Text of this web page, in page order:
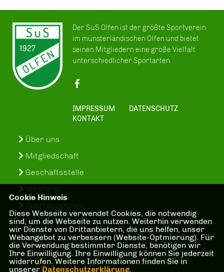
Der SuS Olfen ist der größte Sportverein
im münsterländischen Olfen und bietet
seinen Mitgliedern eine große Vielfalt
unterschiedlicher Sportarten.
IMPRESSUM
DATENSCHUTZ
KONTAKT
Über uns
Mitgliedschaft
Geschäftsstelle
Vorstand
Sportabzeichen
SuS-In-Treff
Kinder- und Jugenschutzkonzept
Bankverbindung
Cookie Hinweis
Diese Webseite verwendet Cookies, die notwendig
sind, um die Webseite zu nutzen. Weiterhin verwenden
wir Dienste von Drittanbietern, die uns helfen, unser
Webangebot zu verbessern (Website-Optmierung). Für
die Verwendung bestimmter Dienste, benötigen wir
Ihre Einwilligung. Ihre Einwilligung können Sie jederzeit
widerrufen. Weitere Informationen finden Sie in
unserer Datenschutzerklärung.